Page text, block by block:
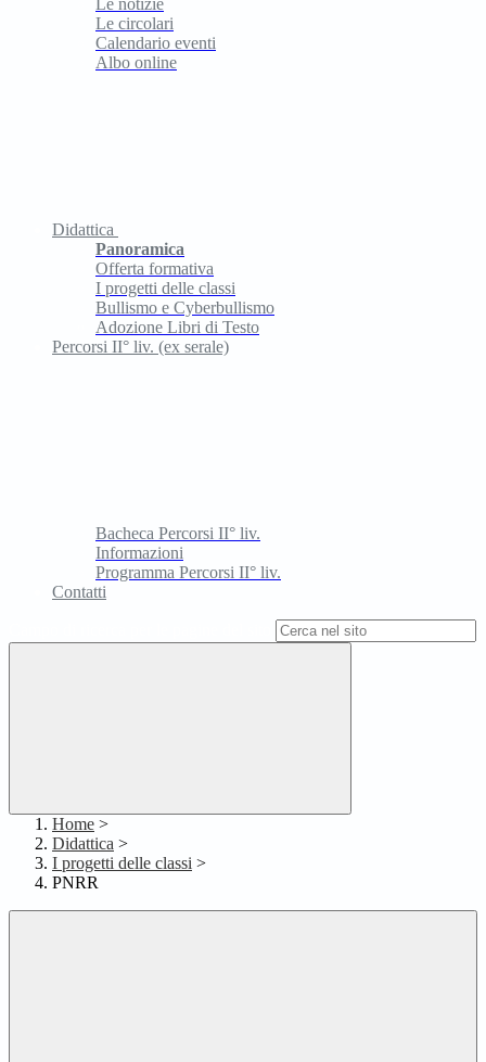
Le notizie
Le circolari
Calendario eventi
Albo online
Didattica
Panoramica
Offerta formativa
I progetti delle classi
Bullismo e Cyberbullismo
Adozione Libri di Testo
Percorsi II° liv. (ex serale)
Bacheca Percorsi II° liv.
Informazioni
Programma Percorsi II° liv.
Contatti
Home >
Didattica >
I progetti delle classi >
PNRR